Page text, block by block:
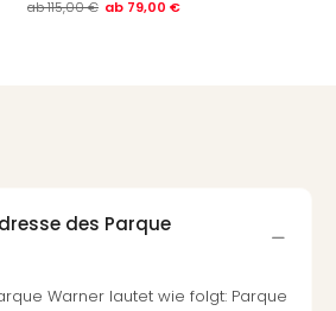
ab115,00 € ab 79,00 €
des Parque
Warner lautet wie folgt: Parque